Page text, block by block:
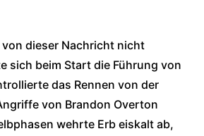
von dieser Nachricht nicht
sich beim Start die Führung von
das Rennen von der
von Brandon Overton
wehrte Erb eiskalt ab,